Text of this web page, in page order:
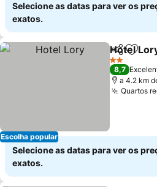
Selecione as datas para ver os
exatos.
Escolha popular
Partilhar
Hotel
2 Estrelas
8,7
a 4.2 km
Quartos
Selecione as datas para ver os
exatos.